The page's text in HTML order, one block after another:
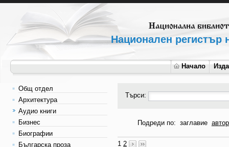
Национален регистър
Начало
Общ отдел
Архитектура
Аудио книги
Бизнес
Биографии
Българска проза
Търси:
Подреди по: заглавие автор
1 2